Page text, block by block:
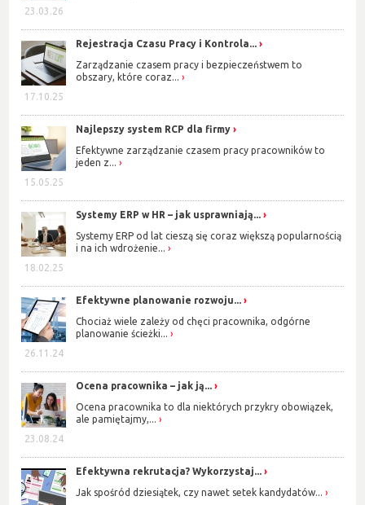
23.03.26
17.10.25
Rejestracja Czasu Pracy i Kontrola...
Zarządzanie czasem pracy i bezpieczeństwem to
obszary, które coraz...
15.05.25
Najlepszy system RCP dla firmy
Efektywne zarządzanie czasem pracy pracowników to
jeden z...
18.02.25
Systemy ERP w HR – jak usprawniają...
Systemy ERP od lat cieszą się coraz większą popularnością
i na ich wdrożenie...
26.11.24
Efektywne planowanie rozwoju...
Chociaż wiele zależy od chęci pracownika, odgórne
planowanie ścieżki...
23.08.24
Ocena pracownika – jak ją...
Ocena pracownika to dla niektórych przykry obowiązek,
ale pamiętajmy,...
Efektywna rekrutacja? Wykorzystaj...
Jak spośród dziesiątek, czy nawet setek kandydatów...